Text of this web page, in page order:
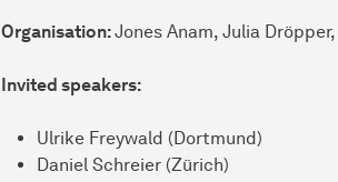
Organisation:Jones Anam, Julia
Invited speakers:
Ulrike Freywald (Dortmund)
Daniel Schreier (Zürich)